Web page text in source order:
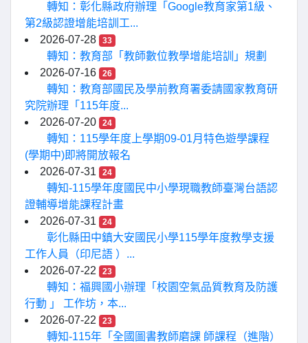
轉知：彰化縣政府辦理「Google教育家第1級、
第2級認證增能培訓工...
2026-07-28
33
轉知：教育部「教師數位教學增能培訓」規劃
2026-07-16
26
轉知：教育部國民及學前教育署委請國家教育研
究院辦理「115年度...
2026-07-20
24
轉知：115學年度上學期09-01月特色遊學課程
(學期中)即將開放報名
2026-07-31
24
轉知-115學年度國民中小學現職教師臺灣台語認
證輔導增能課程計畫
2026-07-31
24
彰化縣田中鎮大安國民小學115學年度教學支援
工作人員（印尼語 ）...
2026-07-22
23
轉知：福興國小辦理「校園空氣品質教育及防護
行動 」 工作坊，本...
2026-07-22
23
轉知-115年「全國圖書教師磨課 師課程（進階）